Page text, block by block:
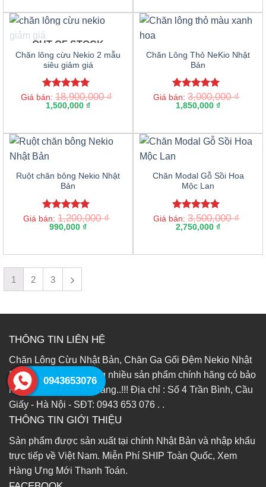
OUT OF STOCK
Chăn lông cừu Nekio 2 mẫu
siêu giảm giá
Rated5.00
out of 5
Giá bán: 18,900,000₫
1,500,000 ₫
Chăn Lông Thỏ NeKio Nhật
Bản
Rated5.00
out of 5
Giá bán:3,000,000₫
1,850,000 ₫
Ruột chăn bông Nekio Nhật
Bản
Rated5.00
out of 5
Giá bán:1,200,000₫
990,000 ₫
Chăn Modal Gỗ Sồi Hoa
Mộc Lan
Rated5.00
out of 5
Giá bán:3,500,000₫
2,750,000 ₫
1 2 3
THÔNG TIN LIÊN HỆ
Chăn Lông Cừu Nhật Bản, Chăn Ga Gối Đệm Nekio Nhật
Bản, Chăn Modal cùng nhiều sản phẩm chính hãng có bảo
hành 1-2 năm chính hãng..!!! Địa chỉ : Số 4 Trần Bình, Cầu
Giấy - Hà Nội - SĐT: 0943 653 076 . .
THÔNG TIN GIỚI THIỆU
Sản phẩm được sản xuất tại chính Nhật Bản và nhập khẩu
trực tiếp về Việt Nam. Miễn Phí SHIP Toàn Quốc, Xem
Hàng Ưng Mới Thanh Toán.
0943653076